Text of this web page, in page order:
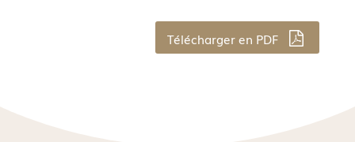
Télécharger en PDF